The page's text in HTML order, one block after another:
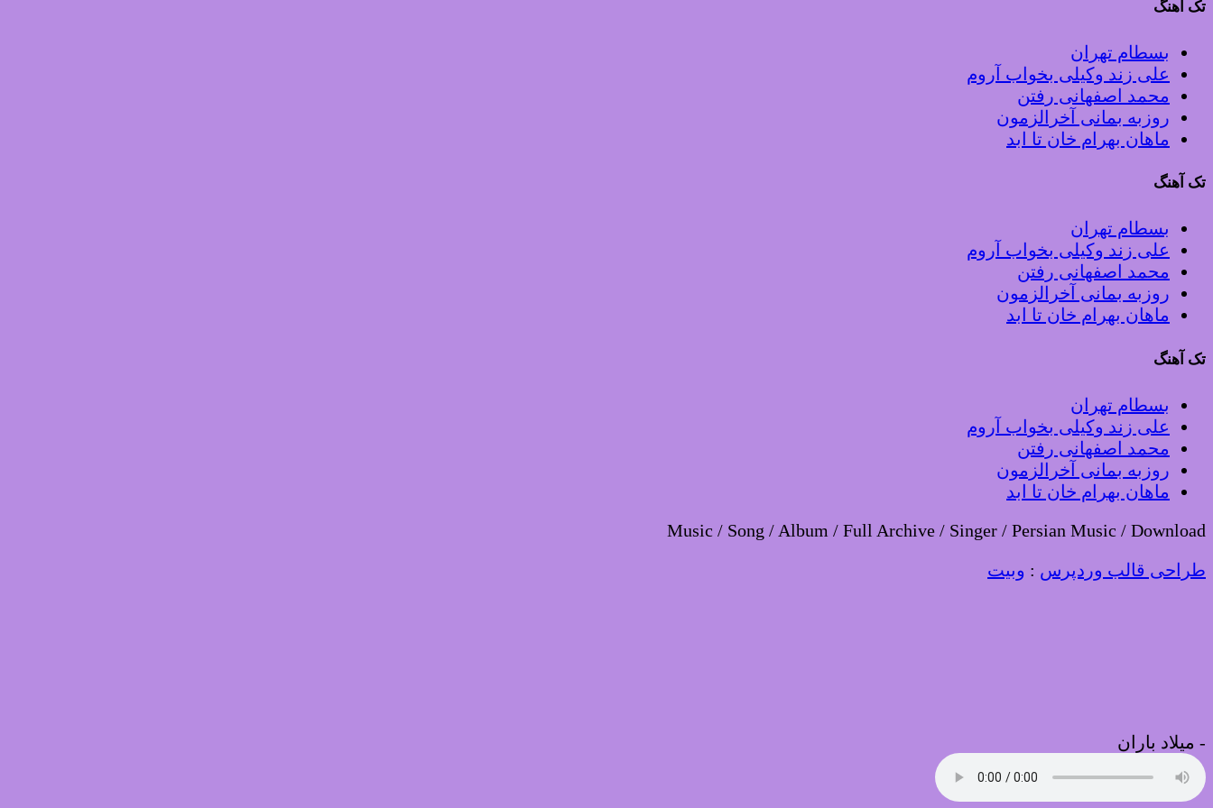
تک آهنگ
بسطام تهران
علی زند وکیلی بخواب آروم
محمد اصفهانی رفتن
روزبه بمانی آخرالزمون
ماهان بهرام خان تا ابد
تک آهنگ
بسطام تهران
علی زند وکیلی بخواب آروم
محمد اصفهانی رفتن
روزبه بمانی آخرالزمون
ماهان بهرام خان تا ابد
تک آهنگ
بسطام تهران
علی زند وکیلی بخواب آروم
محمد اصفهانی رفتن
روزبه بمانی آخرالزمون
ماهان بهرام خان تا ابد
Music / Song / Album / Full Archive / Singer / Persian Music / Download
طراحی قالب وردپرس : وبیت
- میلاد باران